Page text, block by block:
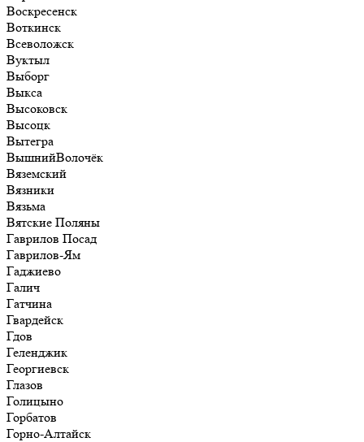
Воскресенск
Воткинск
Всеволожск
Вуктыл
Выборг
Выкса
Высоковск
Высоцк
Вытегра
ВышнийВолочёк
Вяземский
Вязники
Вязьма
Вятские Поляны
Гаврилов Посад
Гаврилов-Ям
Гаджиево
Галич
Гатчина
Гвардейск
Гдов
Геленджик
Георгиевск
Глазов
Голицыно
Горбатов
Горно-Алтайск